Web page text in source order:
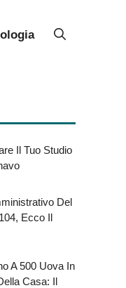
Il Tuo Studio
Del
Ecco Il
A 500 Uova In
Casa: Il